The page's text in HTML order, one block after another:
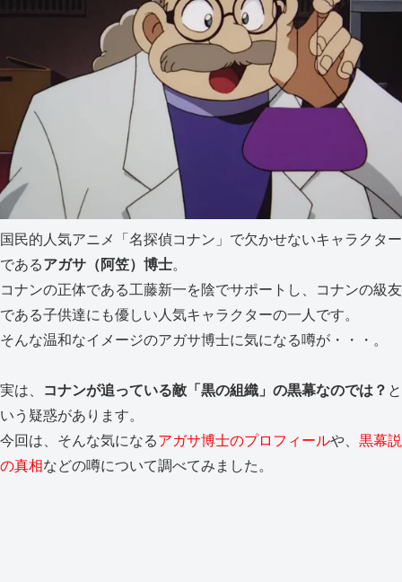
国民的人気アニメ「名探偵コナン」で欠かせないキャラクター
であるアガサ（阿笠）博士。
コナンの正体である工藤新一を陰でサポートし、コナンの級友
である子供達にも優しい人気キャラクターの一人です。
そんな温和なイメージのアガサ博士に気になる噂が・・・。
実は、 コナンが追っている敵「黒の組織」の黒幕なのでは？ と
いう疑惑があります。
今回は、そんな気になるアガサ博士のプロフィールや、 黒幕説
の真相などの噂について調べてみました。